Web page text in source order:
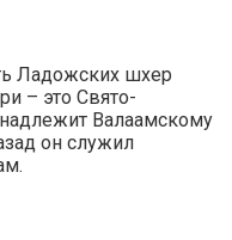
Ладожских шхер
– это Свято-
Валаамскому
он служил